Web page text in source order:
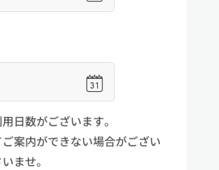
日数がございます。
案内ができない場合がござい
ませ。